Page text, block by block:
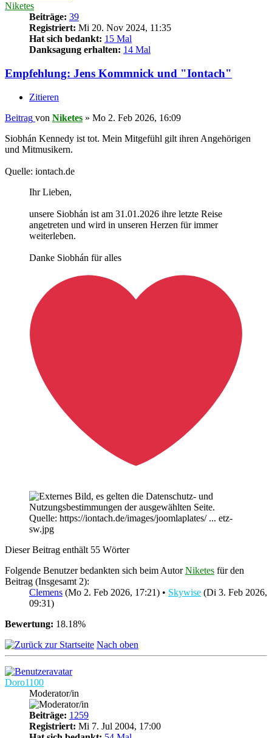
Niketes
Beiträge: 39
Registriert: Mi 20. Nov 2024, 11:35
Hat sich bedankt: 15 Mal
Danksagung erhalten: 14 Mal
Empfehlung: Jens Kommnick und "Iontach"
Zitieren
Beitrag von Niketes » Mo 2. Feb 2026, 16:09
Siobhán Kennedy ist tot. Mein Mitgefühl gilt ihren Angehörigen
und Mitmusikern.
Quelle: iontach.de
Ihr Lieben,
unsere Siobhán ist am 31.01.2026 ihre letzte Reise
angetreten und wird in unseren Herzen für immer
weiterleben.
Danke Siobhán für alles
Quelle: https://iontach.de/images/joomlaplates/ ... etz-
sw.jpg
Dieser Beitrag enthält 55 Wörter
Folgende Benutzer bedankten sich beim AutorNiketes für den
Beitrag (Insgesamt 2):
Clemens (Mo 2. Feb 2026, 17:21) • Skywise (Di 3. Feb 2026,
09:31)
Bewertung: 18.18%
Nach oben
Doro1100
Moderator/in
Beiträge: 1259
Registriert: Mi 7. Jul 2004, 17:00